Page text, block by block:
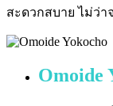
สะดวกสบาย ไม่ว่
Omoide